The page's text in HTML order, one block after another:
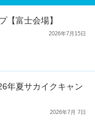
【富士会場】
2026年7月15日
年夏サカイクキャン
2026年7月 7日